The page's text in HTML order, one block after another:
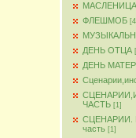
МАСЛЕНИЦА
ФЛЕШМОБ [4]
ДЕНЬ ОТЦА
ДЕНЬ
ЧАСТЬ [1]
СЦЕНАРИИ.
часть [1]